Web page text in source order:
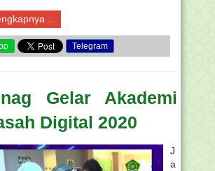
...
Telegram
Gelar Akademi
Digital 2020
J
a